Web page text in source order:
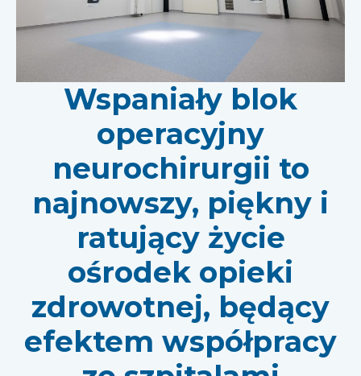
Wspaniały blok
operacyjny
neurochirurgii to
najnowszy, piękny i
ratujący życie
ośrodek opieki
zdrowotnej, będący
efektem współpracy